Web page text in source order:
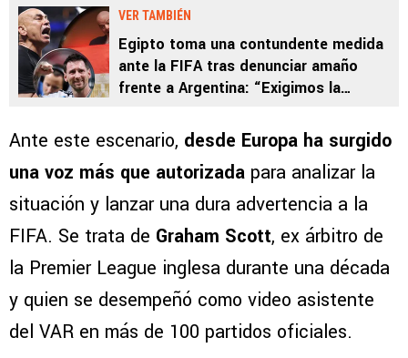
VER TAMBIÉN
Egipto toma una contundente medida
ante la FIFA tras denunciar amaño
frente a Argentina: “Exigimos la
Ante este escenario, desde Europa ha surgido
una voz más que autorizada para analizar la
situación y lanzar una dura advertencia a la
FIFA. Se trata de Graham Scott, ex árbitro de
la Premier League inglesa durante una década
y quien se desempeñó como video asistente
del VAR en más de 100 partidos oficiales.